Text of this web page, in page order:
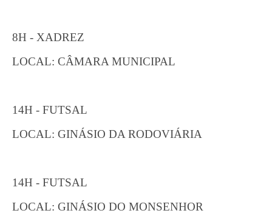
8H - XADREZ
LOCAL: CÂMARA MUNICIPAL
14H - FUTSAL
LOCAL: GINÁSIO DA RODOVIÁRIA
14H - FUTSAL
LOCAL: GINÁSIO DO MONSENHOR